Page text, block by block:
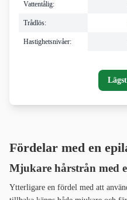
Vattentålig:
Trådlös:
Hastighetsnivåer:
Fördelar med en
Mjukare hårstrån med
Ytterligare en fördel med att